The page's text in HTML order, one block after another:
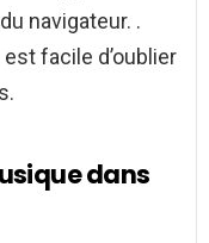
navigateur. .
facile d’oublier
dans